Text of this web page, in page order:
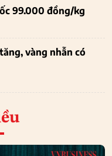
99.000 đồng/kg
vàng nhẫn có